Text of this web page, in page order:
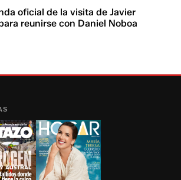
oficial de la visita de Javier
reunirse con Daniel Noboa